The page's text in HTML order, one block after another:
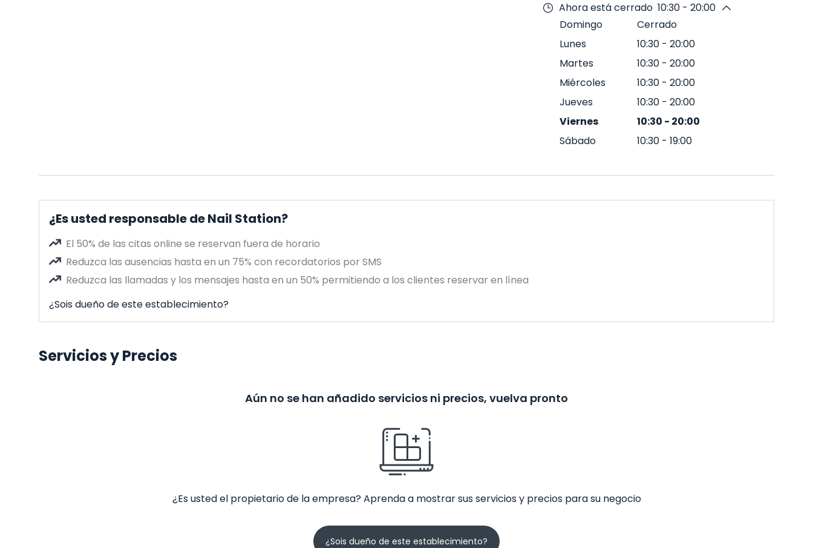
Ahora está cerrado 10:30 - 20:00
Domingo
Cerrado
Lunes
10:30 - 20:00
Martes
10:30 - 20:00
Miércoles
10:30 - 20:00
Jueves
10:30 - 20:00
Viernes
10:30 - 20:00
Sábado
10:30 - 19:00
¿Es usted responsable de Nail Station?
El 50% de las citas online se reservan fuera de horario
Reduzca las ausencias hasta en un 75% con recordatorios por SMS
Reduzca las llamadas y los mensajes hasta en un 50% permitiendo a los clientes reservar en línea
¿Sois dueño de este establecimiento?
Servicios y Precios
Aún no se han añadido servicios ni precios, vuelva pronto
¿Es usted el propietario de la empresa? Aprenda a mostrar sus servicios y precios para su negocio
¿Sois dueño de este establecimiento?